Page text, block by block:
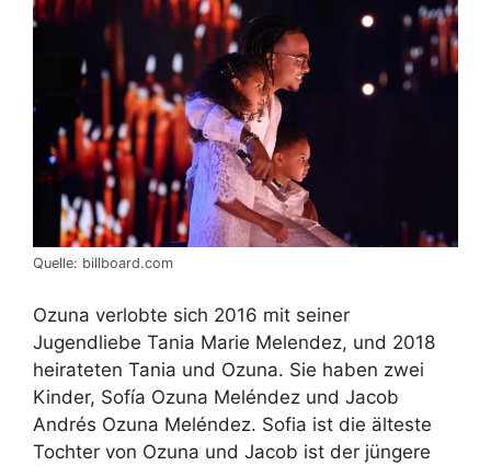
Quelle: billboard.com
Ozuna verlobte sich 2016 mit seiner
Jugendliebe Tania Marie Melendez, und 2018
heirateten Tania und Ozuna. Sie haben zwei
Kinder, Sofía Ozuna Meléndez und Jacob
Andrés Ozuna Meléndez. Sofia ist die älteste
Tochter von Ozuna und Jacob ist der jüngere